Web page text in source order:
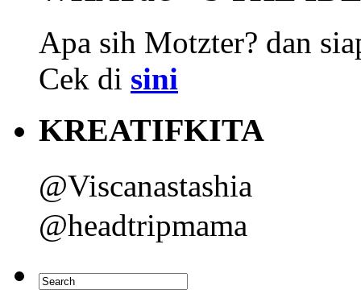
Apa sih Motzter? dan
Cek di sini
KREATIFKITA
@Viscanastashia
@headtripmama